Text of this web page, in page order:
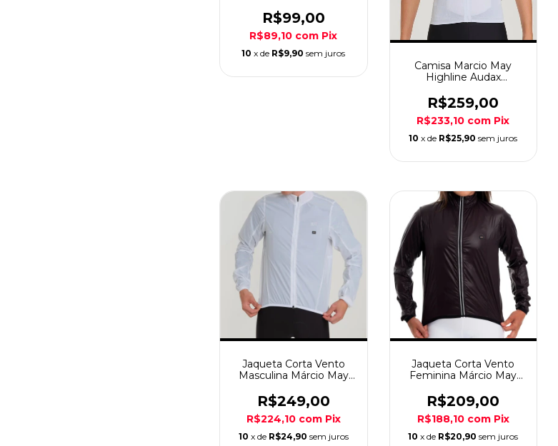
R$99,00
R$89,10 com Pix
10 x de R$9,90 sem juros
Camisa Marcio May
Highline Audax
R$259,00
R$233,10 com Pix
10 x de R$25,90 sem juros
Jaqueta Corta Vento
Masculina Márcio May
R$249,00
R$224,10 com Pix
10 x de R$24,90 sem juros
Jaqueta Corta Vento
Feminina Márcio May
R$209,00
R$188,10 com Pix
10 x de R$20,90 sem juros